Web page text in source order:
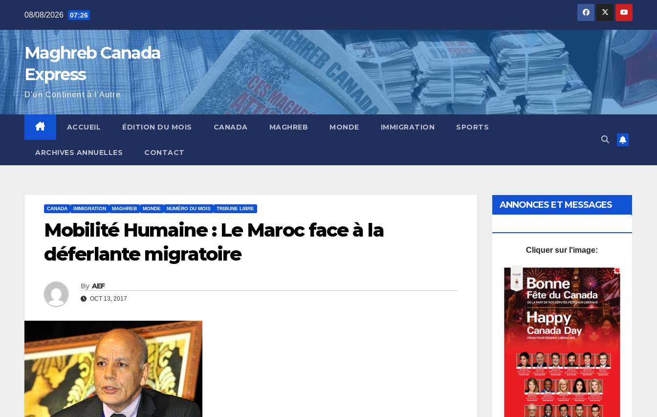
content
08/08/2026 07:26
Maghreb Canada
Express
D'un Continent à l'Autre
ACCUEIL ÉDITION DU MOIS CANADA MAGHREB MONDE IMMIGRATION SPORTS
ARCHIVES ANNUELLES CONTACT
CANADA IMMIGRATION MAGHREB MONDE NUMÉRO DU MOIS TRIBUNE LIBRE
Mobilité Humaine : Le Maroc face à la
déferlante migratoire
By AEF
OCT 13, 2017
ANNONCES ET MESSAGES
Cliquer sur l'image: